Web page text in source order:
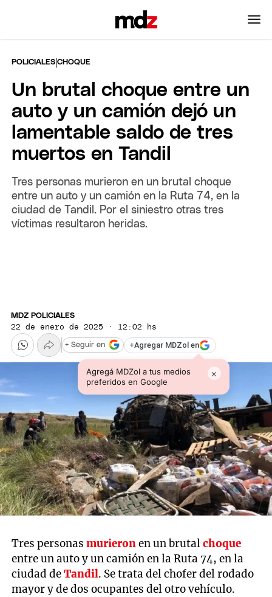
POLICIALES |CHOQUE
Un brutal choque entre un
auto y un camión dejó un
lamentable saldo de tres
muertos en Tandil
Tres personas murieron en un brutal choque
entre un auto y un camión en la Ruta 74, en la
ciudad de Tandil. Por el siniestro otras tres
víctimas resultaron heridas.
MDZ POLICIALES
22 de enero de 2025 · 12:02 hs
+Agregar MDZol en
Agregá MDZol a tus medios
preferidos en Google
×
+ Seguir en
Tres personasmurieronen un brutalchoque
entre un auto y un camión en la Ruta 74, en la
ciudad deTandil. Se trata del chofer del rodado
mayor y de dos ocupantes del otro vehículo.